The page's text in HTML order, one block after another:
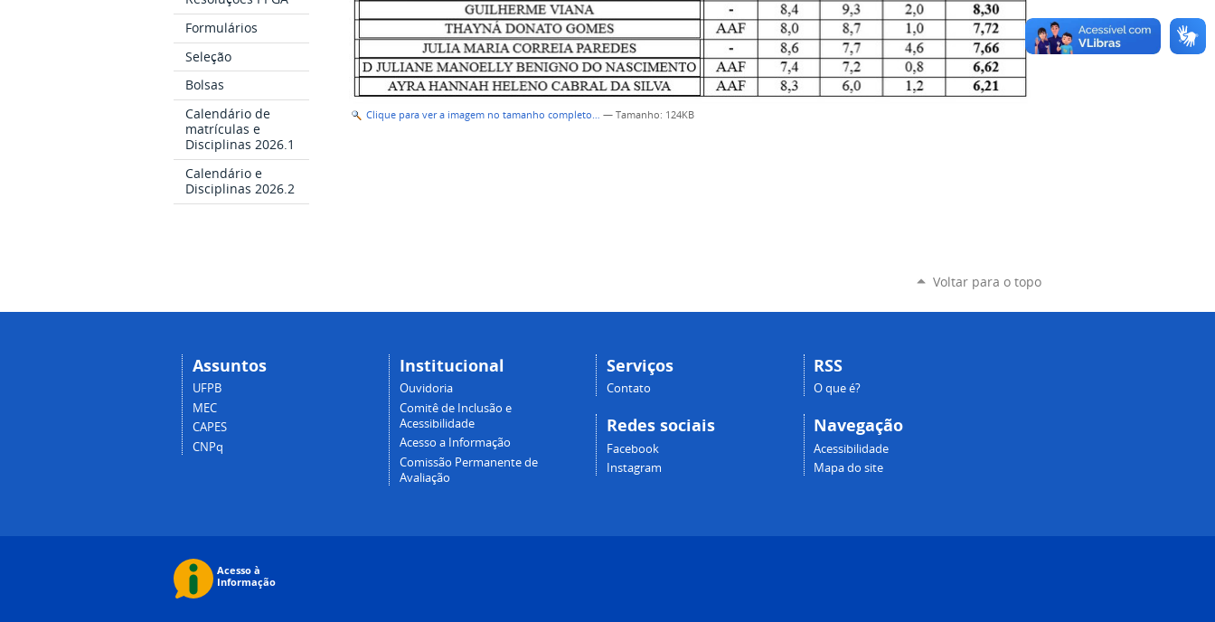
Formulários
Seleção
Bolsas
Calendário de
matrículas e
Disciplinas 2026.1
Calendário e
Disciplinas 2026.2
Clique para ver a imagem no tamanho completo… —Tamanho: 124KB
Voltar para o topo
Assuntos
UFPB
MEC
CAPES
CNPq
Institucional
Ouvidoria
Comitê de Inclusão e
Acessibilidade
Acesso a Informação
Comissão Permanente de
Avaliação
Serviços
Contato
Redes sociais
Facebook
Instagram
RSS
O que é?
Navegação
Acessibilidade
Mapa do site